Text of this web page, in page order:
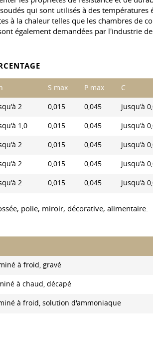
qui sont utilisés à des températures
à la chaleur telles que les chambres de
également demandées par l'industrie
S max P max C
2 0,015 0,045 jusqu'à
1,0 0,015 0,045 jusqu'à
2 0,015 0,045 jusqu'à
2 0,015 0,045 jusqu'à
2 0,015 0,045 jusqu'à
polie, miroir, décorative, alimentaire.
à froid, gravé
à chaud, décapé
à froid, solution d'ammoniaque